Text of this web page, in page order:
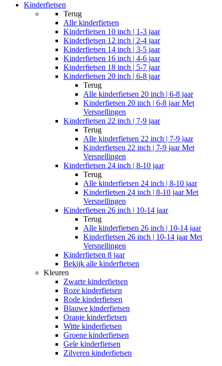
Kinderfietsen
Terug
Alle kinderfietsen
Kinderfietsen 10 inch | 1-3 jaar
Kinderfietsen 12 inch | 2-4 jaar
Kinderfietsen 14 inch | 3-5 jaar
Kinderfietsen 16 inch | 4-6 jaar
Kinderfietsen 18 inch | 5-7 jaar
Kinderfietsen 20 inch | 6-8 jaar
Terug
Alle kinderfietsen 20 inch | 6-8 jaar
Kinderfietsen 20 inch | 6-8 jaar Met
Versnellingen
Kinderfietsen 22 inch | 7-9 jaar
Terug
Alle kinderfietsen 22 inch | 7-9 jaar
Kinderfietsen 22 inch | 7-9 jaar Met
Versnellingen
Kinderfietsen 24 inch | 8-10 jaar
Terug
Alle kinderfietsen 24 inch | 8-10 jaar
Kinderfietsen 24 inch | 8-10 jaar Met
Versnellingen
Kinderfietsen 26 inch | 10-14 jaar
Terug
Alle kinderfietsen 26 inch | 10-14 jaar
Kinderfietsen 26 inch | 10-14 jaar Met
Versnellingen
Kinderfietsen 8 jaar
Bekijk alle kinderfietsen
Kleuren
Zwarte kinderfietsen
Roze kinderfietsen
Rode kinderfietsen
Blauwe kinderfietsen
Oranje kinderfietsen
Witte kinderfietsen
Groene kinderfietsen
Gele kinderfietsen
Zilveren kinderfietsen